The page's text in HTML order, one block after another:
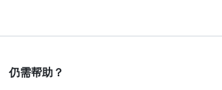
仍需帮助？